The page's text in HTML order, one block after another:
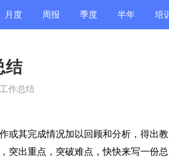
月度 周报 季度 半年 培训
结
作总结
其完成情况加以回顾和分析，得出教
突出重点，突破难点，快快来写一份总